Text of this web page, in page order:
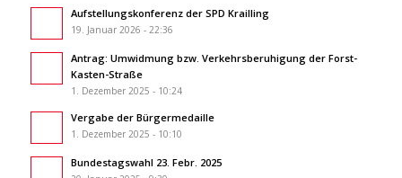
Aufstellungskonferenz der SPD Krailling
19. Januar 2026 - 22:36
Antrag: Umwidmung bzw. Verkehrsberuhigung der Forst-
Kasten-Straße
1. Dezember 2025 - 10:24
Vergabe der Bürgermedaille
1. Dezember 2025 - 10:10
Bundestagswahl 23. Febr. 2025